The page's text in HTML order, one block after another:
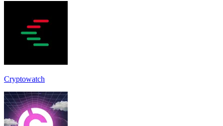
Cryptowatch